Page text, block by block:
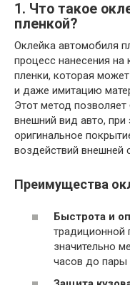
1. Что такое
пленкой?
Оклейка автомобиля
процесс нанесения на
пленки, которая
и даже имитацию
Этот метод
внешний вид авто,
оригинальное
воздействий внешней
Преимущества
Быстрота и
традиционной
значительно
часов до пары